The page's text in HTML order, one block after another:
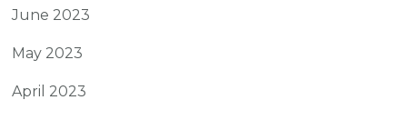
June 2023
May 2023
April 2023